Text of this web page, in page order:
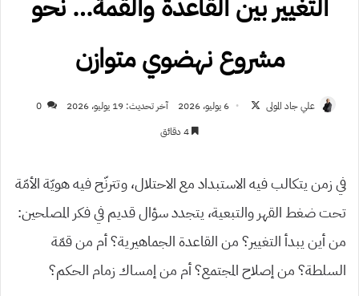
مشروع نهضوي متوازن
علي جاد المولى
تابع
6 يوليو، 2026 آخر تحديث: 19 يوليو، 2026
0
في زمن يتكالب فيه الاستبداد مع الاحتلال، وتترنّح فيه هويّة الأمّة
تحت ضغط القهر والتبعية، يتجدد سؤال قديم في فكر المصلحين:
من أين يبدأ التغيير؟ من القاعدة الجماهيرية؟ أم من قمّة
السلطة؟ من إصلاح المجتمع؟ أم من إمساك زمام الحكم؟